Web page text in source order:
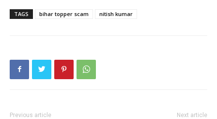
TAGS bihar topper scam nitish kumar
Previous article Next article